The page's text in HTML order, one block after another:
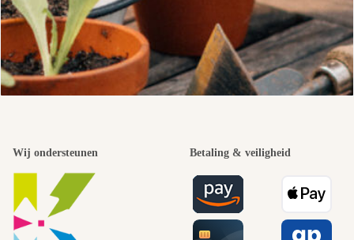
Wij ondersteunen Betaling & veiligheid